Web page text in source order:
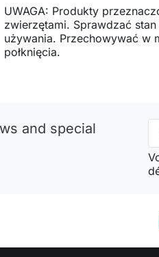
UWAGA: Produkty
zwierzętami. Sprawdzać
używania. Przechowywać w
połknięcia.
and special